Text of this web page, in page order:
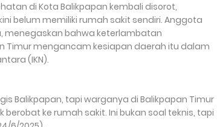
di Kota Balikpapan kembali disorot,
belum memiliki rumah sakit sendiri. Anggota
menegaskan bahwa keterlambatan
Timur mengancam kesiapan daerah itu dalam
(IKN).
Balikpapan, tapi warganya di Balikpapan Timur
ke rumah sakit. Ini bukan soal teknis, tapi